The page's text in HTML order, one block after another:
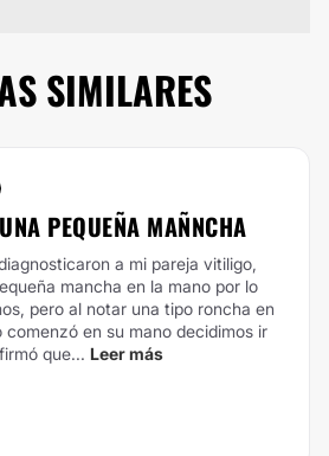
SIMILARES
PEQUEÑA MAÑNCHA
a mi pareja vitiligo,
mancha en la mano por lo
pero al notar una tipo roncha en
comenzó en su mano decidimos ir
que... Leer más